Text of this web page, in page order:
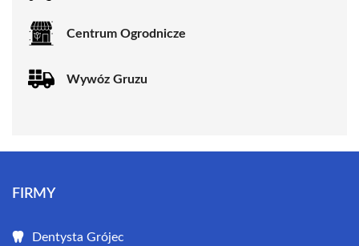
Centrum Ogrodnicze
Wywóz Gruzu
FIRMY
Dentysta Grójec